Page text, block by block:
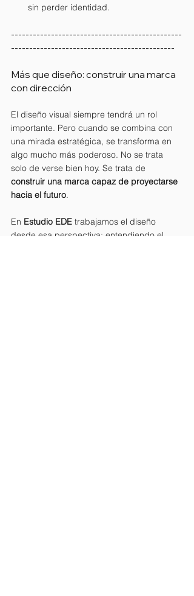
sin perder identidad.
-----------------------------------------------
---------------------------------------------
Más que diseño: construir una marca
con dirección
El diseño visual siempre tendrá un rol
importante. Pero cuando se combina con
una mirada estratégica, se transforma en
algo mucho más poderoso. No se trata
solo de verse bien hoy. Se trata de
construir una marca capaz de proyectarse
hacia el futuro.
En Estudio EDE trabajamos el diseño
desde esa perspectiva: entendiendo el